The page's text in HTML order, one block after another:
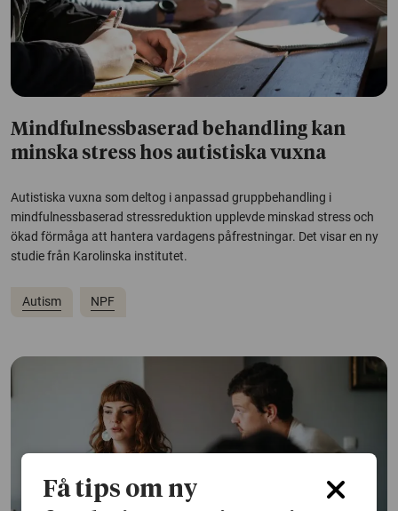
Mindfulnessbaserad behandling kan
minska stress hos autistiska vuxna
Autistiska vuxna som deltog i anpassad gruppbehandling i
mindfulnessbaserad stressreduktion upplevde minskad stress och
ökad förmåga att hantera vardagens påfrestningar. Det visar en ny
studie från Karolinska institutet.
Autism NPF
Få tips om ny